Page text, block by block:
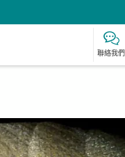
聯絡我們
保費
選定計劃
製造經驗